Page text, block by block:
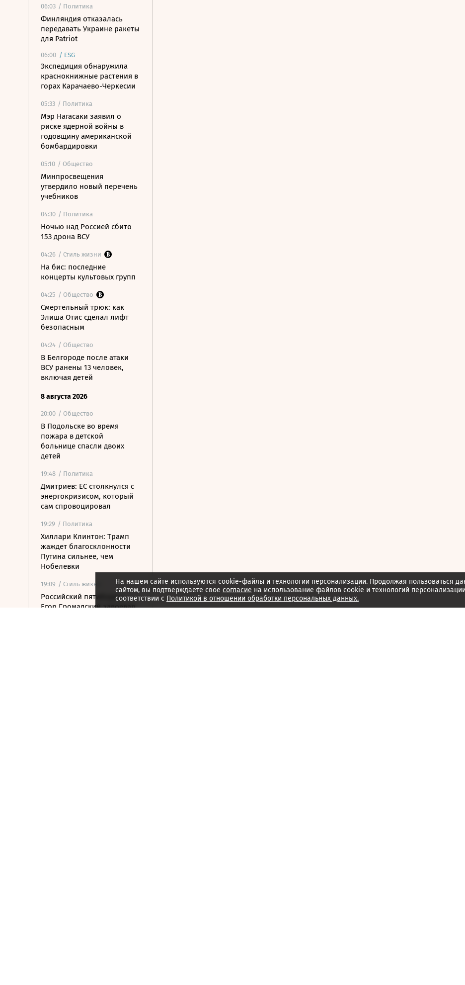
06:03 / Политика
Финляндия отказалась
передавать Украине ракеты
для Patriot
06:00 / ESG
Экспедиция обнаружила
краснокнижные растения в
горах Карачаево-Черкесии
05:33 / Политика
Мэр Нагасаки заявил о
риске ядерной войны в
годовщину американской
бомбардировки
05:10 / Общество
Минпросвещения
утвердило новый перечень
учебников
04:30 / Политика
Ночью над Россией сбито
153 дрона ВСУ
04:26 / Стиль жизни
На бис: последние
концерты культовых групп
04:25 / Общество
Смертельный трюк: как
Элиша Отис сделал лифт
безопасным
04:24 / Общество
В Белгороде после атаки
ВСУ ранены 13 человек,
включая детей
8 августа 2026
20:00 / Общество
В Подольске во время
пожара в детской
больнице спасли двоих
детей
19:48 / Политика
Дмитриев: ЕС столкнулся с
энергокризисом, который
сам спровоцировал
19:29 / Политика
Хиллари Клинтон: Трамп
жаждет благосклонности
Путина сильнее, чем
Нобелевки
19:09 / Стиль жизни
Российский пятиборец
Егор Громадский завоевал
На нашем сайте используются cookie-файлы и технологии персонализации. Продолжая пользоваться
сайтом, вы подтверждаете свое согласие на использование файлов cookie и технологий
соответствии с Политикой в отношении обработки персональных данных.